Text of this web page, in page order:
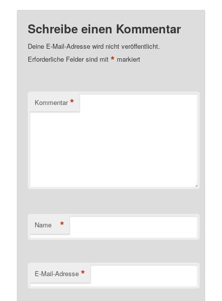
Schreibe einen Kommentar
Deine E-Mail-Adresse wird nicht veröffentlicht.
Erforderliche Felder sind mit* markiert
Kommentar *
Name *
E-Mail-Adresse *